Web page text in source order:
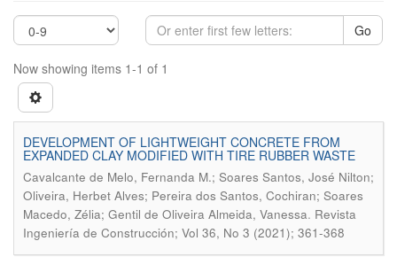
Go
Now showing items 1-1 of 1
DEVELOPMENT OF LIGHTWEIGHT CONCRETE FROM
EXPANDED CLAY MODIFIED WITH TIRE RUBBER WASTE
Cavalcante de Melo, Fernanda M.; Soares Santos, José Nilton;
Oliveira, Herbet Alves; Pereira dos Santos, Cochiran; Soares
Macedo, Zélia; Gentil de Oliveira Almeida, Vanessa. Revista
Ingeniería de Construcción; Vol 36, No 3 (2021); 361-368